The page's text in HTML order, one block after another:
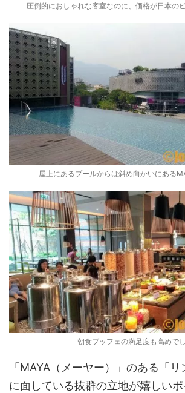
圧倒的におしゃれな客室なのに、価格が日本の
屋上にあるプールからは斜め向かいにある
朝食ブッフェの満足度も高めで
「MAYA（メーヤー）」のある「リ
に面している抜群の立地が嬉しい